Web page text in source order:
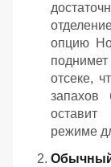
опцию
отсеке,
запахов
режиме
Обычный